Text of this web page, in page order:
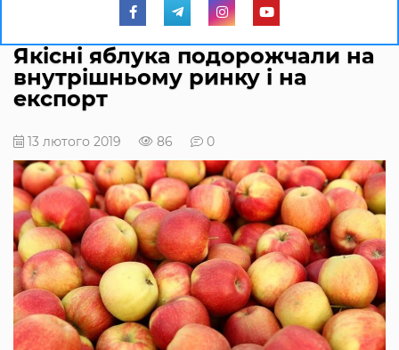
Якісні яблука подорожчали на
внутрішньому ринку і на
експорт
13 лютого 2019 86 0